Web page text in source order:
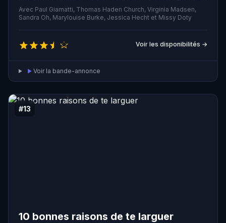
est sur le point de se marier. Au fil de leur périple, les
deux hommes partagent leur amour pour le vin et les
femmes. Jack tombe amoureux d'une serveuse
nommée Stéphanie, mettant en péril son mariage, tandis
que Miles entame une romance avec une sommelière
nommée Maya. Les remises en question ne sont pas
loin, en particulier lorsque la fin du voyage approche,
avec le mariage de Jack. Alors, les amis doivent faire
face à la seule question qui compte vraiment : quelle
direction donner à leur vie ?
Avec Paul Giamatti, Thomas Haden Church, Virginia Madsen,
Sandra Oh, Marylouise Burke, Jessica Hecht et Missy Doty
Voir les disponibilités →
Voir la bande-annonce
#13
10 bonnes raisons de te larguer